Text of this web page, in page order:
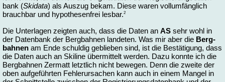
bank (Ski­da­ta) als Aus­zug be­kam. Die­se wa­ren voll­um­fäng­lich
brauch­bar und hy­po­the­sen­frei les­bar.2
Die Un­ter­la­gen zeig­ten auch, dass die Da­ten an AS sehr wohl in
der Da­ten­bank der Berg­bah­nen lan­de­ten. Was mir aber die Berg­
bah­nen am En­de schul­dig ge­blie­ben sind, ist die Be­stä­ti­gung, dass
die Da­ten auch an Ski­line über­mit­telt wer­den. Da­zu konn­te ich die
Berg­bah­nen Zer­matt letzt­lich nicht be­we­gen. Denn die zwei­te der
oben auf­ge­führ­ten Feh­ler­ur­sa­chen kann auch in ei­nem Man­gel in